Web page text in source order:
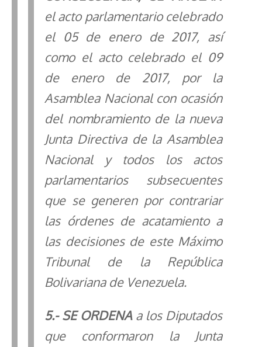
el acto parlamentario celebrado
el 05 de enero de 2017, así
como el acto celebrado el 09
de enero de 2017, por la
Asamblea Nacional con ocasión
del nombramiento de la nueva
Junta Directiva de la Asamblea
Nacional y todos los actos
parlamentarios subsecuentes
que se generen por contrariar
las órdenes de acatamiento a
las decisiones de este Máximo
Tribunal de la República
Bolivariana de Venezuela.
5.- SE ORDENAa los Diputados
que conformaron la Junta